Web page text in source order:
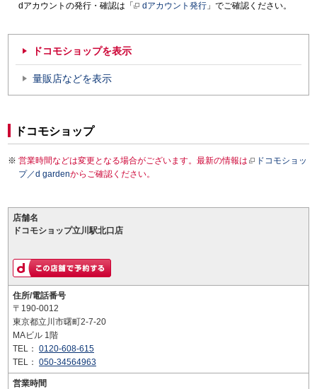
dアカウントの発行・確認は「
dアカウント発行 」でご確認ください。
ドコモショップを表示
量販店などを表示
ドコモショップ
営業時間などは変更となる場合がございます。最新の情報は
ドコモショッ
プ／d gardenからご確認ください。
店舗名
ドコモショップ立川駅北口店
住所/電話番号
〒190-0012
東京都立川市曙町2-7-20
MAビル 1階
TEL： 0120-608-615
TEL： 050-34564963
営業時間